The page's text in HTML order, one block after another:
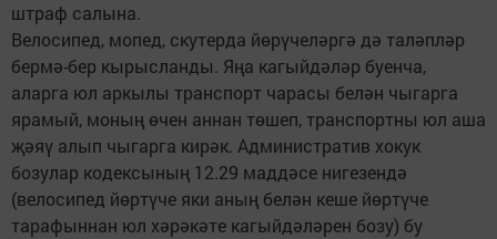
штраф салына.
Велосипед, мопед, скутерда йөрүчеләргә дә таләпләр
бермә-бер кырысланды. Яңа кагыйдәләр буенча,
аларга юл аркылы транспорт чарасы белән чыгарга
ярамый, моның өчен аннан төшеп, транспортны юл аша
җәяү алып чыгарга кирәк. Административ хокук
бозулар кодексының 12.29 маддәсе нигезендә
(велосипед йөртүче яки аның белән кеше йөртүче
тарафыннан юл хәрәкәте кагыйдәләрен бозу) бу